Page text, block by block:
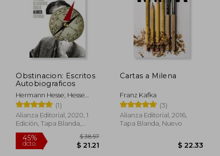
45%
dcto. $ 25.01
45%
dcto.
Obstinacion: Escritos
Autobiograficos
Hermann Hesse; Hesse
Hermann
(1)
Alianza Editorial, 2020, 1
Edición, Tapa Blanda,
Nuevo
Cartas a Milena
Franz Kafka
(3)
Alianza Editorial, 2016,
Tapa Blanda, Nuevo